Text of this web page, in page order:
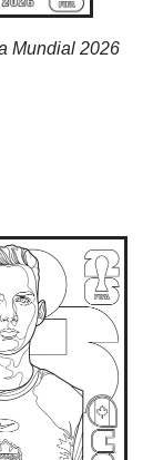
Mundial 2026